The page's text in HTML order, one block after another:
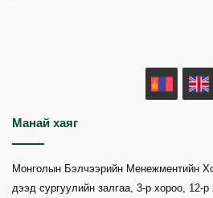
MN
Манай хаяг
Монголын Бэлчээрийн Менежментийн
дээд сургуулийн залгаа, 3-р хороо, 12-